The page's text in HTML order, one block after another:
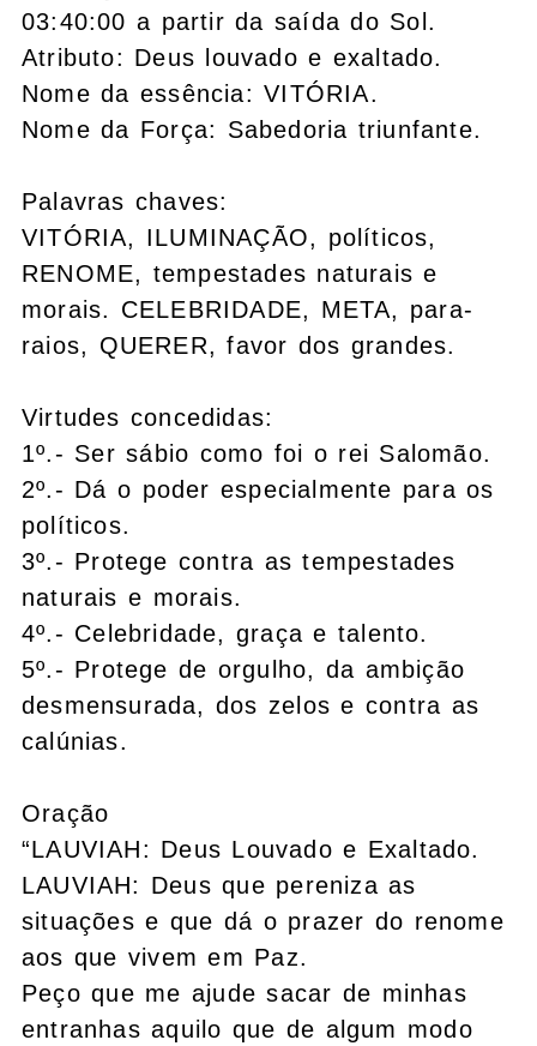
03:40:00 a partir da saída do Sol.
Atributo: Deus louvado e exaltado.
Nome da essência: VITÓRIA.
Nome da Força: Sabedoria triunfante.
Palavras chaves:
VITÓRIA, ILUMINAÇÃO, políticos,
RENOME, tempestades naturais e
morais. CELEBRIDADE, META, para-
raios, QUERER, favor dos grandes.
Virtudes concedidas:
1º.- Ser sábio como foi o rei Salomão.
2º.- Dá o poder especialmente para os
políticos.
3º.- Protege contra as tempestades
naturais e morais.
4º.- Celebridade, graça e talento.
5º.- Protege de orgulho, da ambição
desmensurada, dos zelos e contra as
calúnias.
Oração
“LAUVIAH: Deus Louvado e Exaltado.
LAUVIAH: Deus que pereniza as
situações e que dá o prazer do renome
aos que vivem em Paz.
Peço que me ajude sacar de minhas
entranhas aquilo que de algum modo